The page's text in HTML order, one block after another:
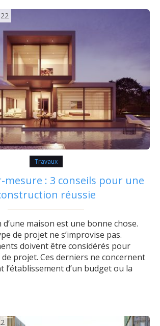
Travaux
mesure : 3 conseils pour une
réussie
maison est une bonne chose.
de projet ne s’improvise pas.
doivent être considérés pour
projet. Ces derniers ne concernent
l’établissement d’un budget ou la
à bâtir. La construction d’une
aussi la conception des plans et la